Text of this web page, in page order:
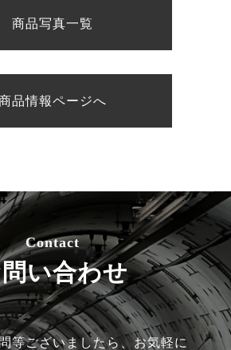
商品写真一覧
品情報ページへ
Contact
い合わせ
等ございましたら、お気軽に